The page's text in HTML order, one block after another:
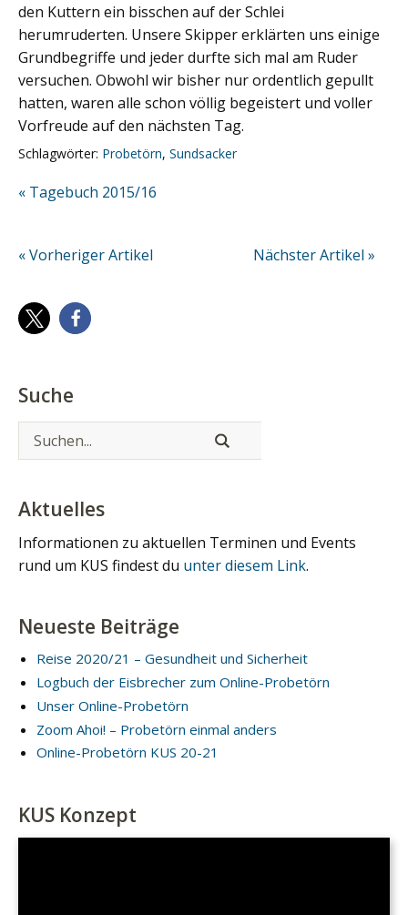
den Kuttern ein bisschen auf der Schlei
herumruderten. Unsere Skipper erklärten uns einige
Grundbegriffe und jeder durfte sich mal am Ruder
versuchen. Obwohl wir bisher nur ordentlich gepullt
hatten, waren alle schon völlig begeistert und voller
Vorfreude auf den nächsten Tag.
Schlagwörter: Probetörn, Sundsacker
« Tagebuch 2015/16
Nächster Artikel »
« Vorheriger Artikel
Suche
Aktuelles
Informationen zu aktuellen Terminen und Events
rund um KUS findest du unter diesem Link.
Neueste Beiträge
Reise 2020/21 – Gesundheit und Sicherheit
Logbuch der Eisbrecher zum Online-Probetörn
Unser Online-Probetörn
Zoom Ahoi! – Probetörn einmal anders
Online-Probetörn KUS 20-21
KUS Konzept